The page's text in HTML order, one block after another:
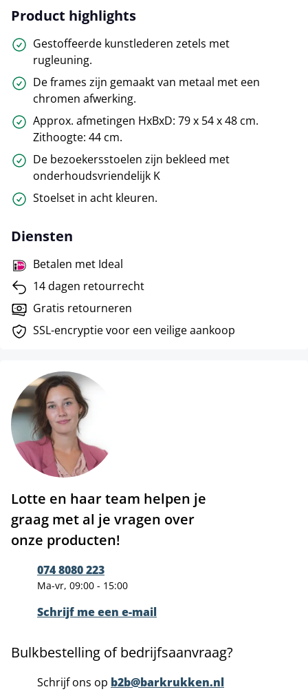
Product highlights
Gestoffeerde kunstlederen zetels met
rugleuning.
De frames zijn gemaakt van metaal met een
chromen afwerking.
Approx. afmetingen HxBxD: 79 x 54 x 48 cm.
Zithoogte: 44 cm.
De bezoekersstoelen zijn bekleed met
onderhoudsvriendelijk K
Stoelset in acht kleuren.
Diensten
Betalen met Ideal
14 dagen retourrecht
Gratis retourneren
SSL-encryptie voor een veilige aankoop
Lotte en haar team helpen je
graag met al je vragen over
onze producten!
074 8080 223
Ma-vr, 09:00 - 15:00
Schrijf me een e-mail
Bulkbestelling of bedrijfsaanvraag?
Schrijf ons op b2b@barkrukken.nl